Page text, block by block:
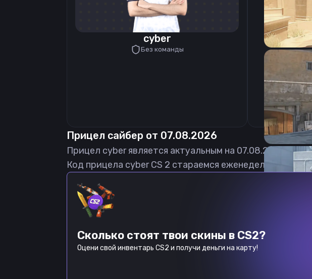
cyber
Без команды
CSGO-
Прицел сайбер от 07.08.2026
Прицел cyberявляется актуальным на 07.08.2026
Код прицела cyberCS 2 стараемся еженедельно
Сколько стоят твои скины в CS2?
Оцени свой инвентарь CS2 и получи деньги на карту!